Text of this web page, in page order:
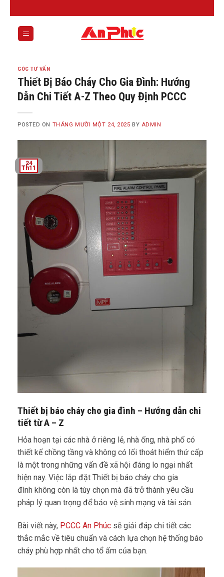
to
content
GÓC TƯ VẤN
Thiết Bị Báo Cháy Cho Gia Đình: Hướng
Dẫn Chi Tiết A-Z Theo Quy Định PCCC
POSTED ON THÁNG MƯỜI MỘT 24, 2025 BY ADMIN
24
Th11
Thiết bị báo cháy cho gia đình – Hướng dẫn chi
tiết từ A – Z
Hỏa hoạn tại các nhà ở riêng lẻ, nhà ống, nhà phố có
thiết kế chồng tầng và không có lối thoát hiểm thứ cấp
là một trong những vấn đề xã hội đáng lo ngại nhất
hiện nay. Việc lắp đặt Thiết bị báo cháy cho gia
đình không còn là tùy chọn mà đã trở thành yêu cầu
pháp lý quan trọng để bảo vệ sinh mạng và tài sản.
Bài viết này, PCCC An Phúc sẽ giải đáp chi tiết các
thắc mắc về tiêu chuẩn và cách lựa chọn hệ thống báo
cháy phù hợp nhất cho tổ ấm của bạn.